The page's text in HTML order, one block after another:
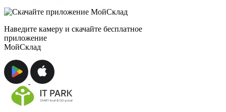
Наведите камеру и скачайте бесплатное
приложение
МойСклад